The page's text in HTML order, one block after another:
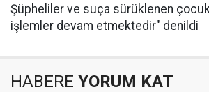
Şüpheliler ve suça sürüklenen çocuk
işlemler devam etmektedir" denildi
HABERE YORUM KAT